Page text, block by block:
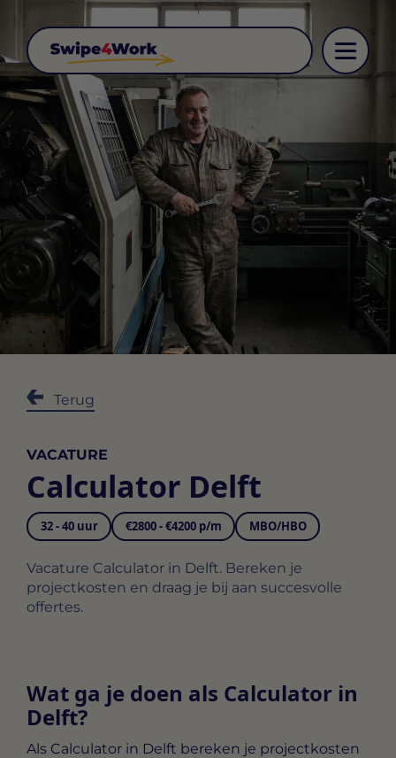
Terug
VACATURE
Calculator Delft
32 - 40 uur €2800 - €4200 p/m MBO/HBO
Vacature Calculator in Delft. Bereken je
projectkosten en draag je bij aan succesvolle
offertes.
Wat ga je doen als Calculator in
Delft?
Als Calculator in Delft bereken je projectkosten